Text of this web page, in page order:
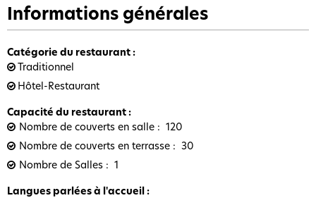
Informations générales
Catégorie du restaurant :
Traditionnel
Hôtel-Restaurant
Capacité du restaurant :
Nombre de couverts en salle
120
Nombre de couverts en terrasse
30
Nombre de Salles
1
Langues parlées à l'accueil :